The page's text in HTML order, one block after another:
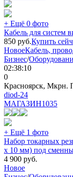
+ Ещё 0 фото
Кабель для систем
850 руб.Купить
НовоеКабель,
Бизнес/
02:38:10
0
Красноярск, Мкрн.
diod-24
МАГАЗИН1035
+ Ещё 1 фото
Набор токарных
х 10 мм) под
4 900 руб.
Новое